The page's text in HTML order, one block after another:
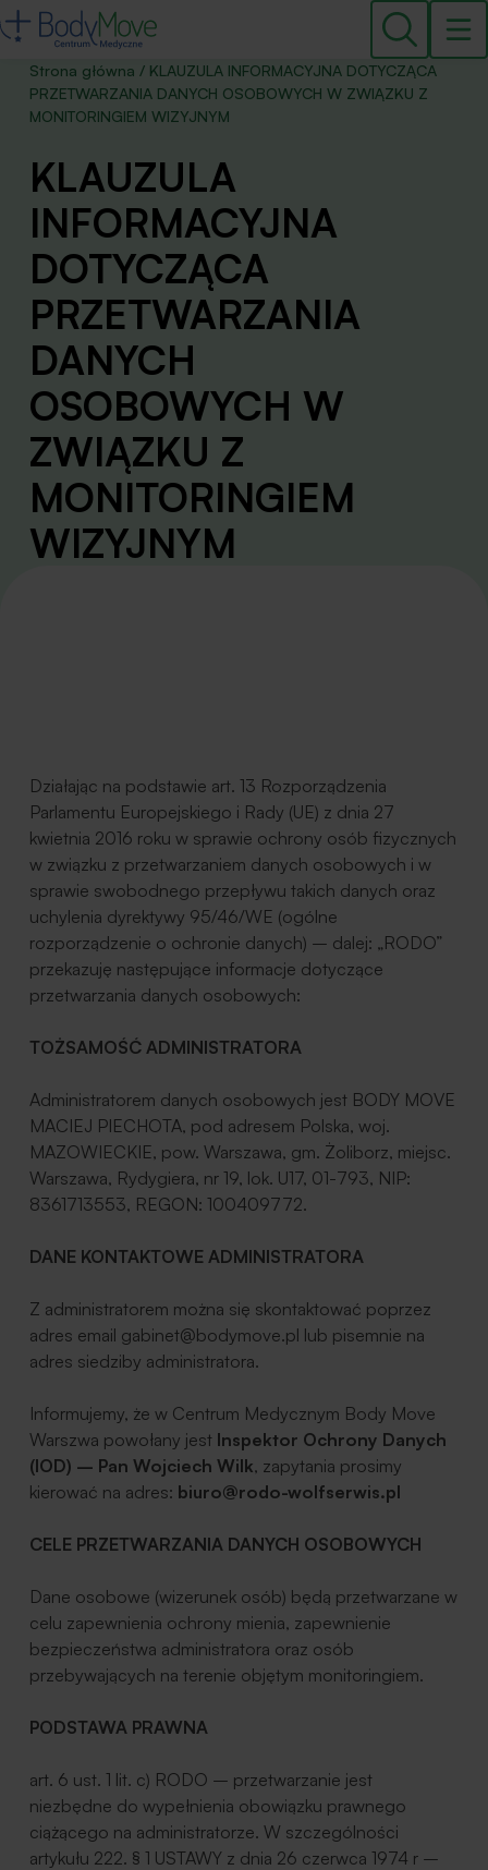
Strona główna / KLAUZULA INFORMACYJNA DOTYCZĄCA
PRZETWARZANIA DANYCH OSOBOWYCH W ZWIĄZKU Z
MONITORINGIEM WIZYJNYM
KLAUZULA
INFORMACYJNA
DOTYCZĄCA
PRZETWAR­ZANIA
DANYCH
OSOBOWYCH W
ZWIĄZKU Z
MONITORI­NGIEM
WIZYJNYM
Działając na podstawie art. 13 Rozporządzenia
Parlamentu Europejskiego i Rady (UE) z dnia 27
kwietnia 2016 roku w sprawie ochrony osób fizycznych
w związku z przetwarzaniem danych osobowych i w
sprawie swobodnego przepływu takich danych oraz
uchylenia dyrektywy 95/46/WE (ogólne
rozporządzenie o ochronie danych) – dalej: „RODO”
przekazuję następujące informacje dotyczące
przetwarzania danych osobowych:
TOŻSAMOŚĆ ADMINISTRATORA
Administratorem danych osobowych jest BODY MOVE
MACIEJ PIECHOTA, pod adresem Polska, woj.
MAZOWIECKIE, pow. Warszawa, gm. Żoliborz, miejsc.
Warszawa, Rydygiera, nr 19, lok. U17, 01-793, NIP:
8361713553, REGON: 100409772.
DANE KONTAKTOWE ADMINISTRATORA
Z administratorem można się skontaktować poprzez
adres email gabinet@bodymove.pl lub pisemnie na
adres siedziby administratora.
Informujemy, że w Centrum Medycznym Body Move
Warszwa powołany jest Inspektor Ochrony Danych
(IOD) – Pan Wojciech Wilk, zapytania prosimy
kierować na adres: biuro@rodo-wolfserwis.pl
CELE PRZETWARZANIA DANYCH OSOBOWYCH
Dane osobowe (wizerunek osób) będą przetwarzane w
celu zapewnienia ochrony mienia, zapewnienie
bezpieczeństwa administratora oraz osób
przebywających na terenie objętym monitoringiem.
PODSTAWA PRAWNA
art. 6 ust. 1 lit. c) RODO – przetwarzanie jest
niezbędne do wypełnienia obowiązku prawnego
ciążącego na administratorze. W szczególności
artykułu 222. § 1 USTAWY z dnia 26 czerwca 1974 r –